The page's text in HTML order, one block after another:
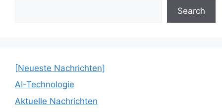
Search
[Neueste Nachrichten]
AI-Technologie
Aktuelle Nachrichten